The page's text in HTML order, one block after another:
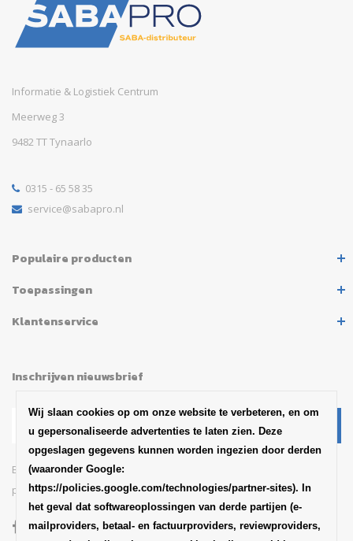
Informatie & Logistiek Centrum
Meerweg 3
9482 TT Tynaarlo
0315 - 65 58 35
service@sabapro.nl
Populaire producten
Toepassingen
Klantenservice
Inschrijven nieuwsbrief
Blijf op de hoogte van het
productaankondigingen en updates van SABA
Wij slaan cookies op om onze website te verbeteren, en om
u gepersonaliseerde advertenties te laten zien. Deze
opgeslagen gegevens kunnen worden ingezien door derden
(waaronder Google:
https://policies.google.com/technologies/partner-sites). In
het geval dat softwareoplossingen van derde partijen (e-
mailproviders, betaal- en factuurproviders, reviewproviders,